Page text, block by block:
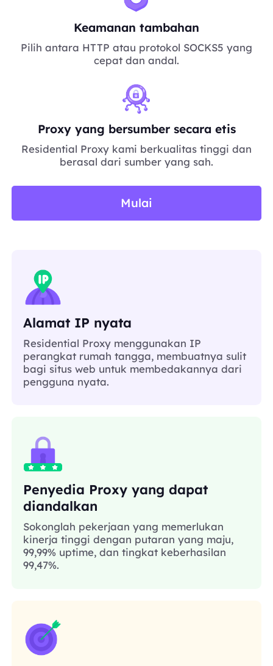
Keamanan tambahan
Pilih antara HTTP atau protokol SOCKS5 yang
cepat dan andal.
Proxy yang bersumber secara etis
Residential Proxy kami berkualitas tinggi dan
berasal dari sumber yang sah.
Mulai
Alamat IP nyata
Residential Proxy menggunakan IP
perangkat rumah tangga, membuatnya sulit
bagi situs web untuk membedakannya dari
pengguna nyata.
Penyedia Proxy yang dapat
diandalkan
Sokonglah pekerjaan yang memerlukan
kinerja tinggi dengan putaran yang maju,
99,99% uptime, dan tingkat keberhasilan
99,47%.